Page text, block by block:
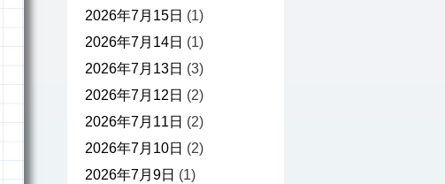
2026年7月15日 (1)
2026年7月14日 (1)
2026年7月13日 (3)
2026年7月12日 (2)
2026年7月11日 (2)
2026年7月10日 (2)
2026年7月9日 (1)